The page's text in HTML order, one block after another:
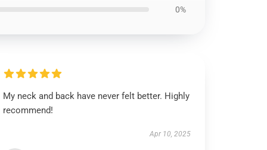
0%
My neck and back have never felt better. Highly
recommend!
Apr 10, 2025